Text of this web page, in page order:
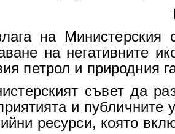
на
на негативните
петрол и природния
съвет да
и публичните
ресурси, която